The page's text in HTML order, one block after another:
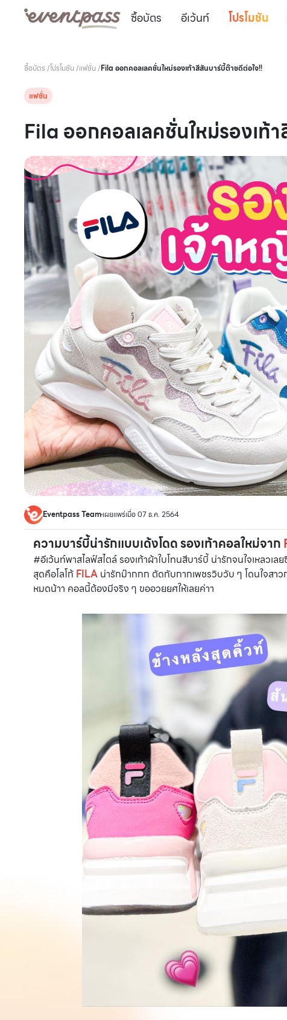
ซื้อบัตร อีเว้นท์ โปรโมชัน
ซื้อบัตร /โปรโมชัน/แฟชั่น/Fila ออกคอลเลคชั่นใหม่รองเท้าสีสันบาร์บี้ต๊าชดีต่อใจ!!
แฟชั่น
Fila ออกคอลเลคชั่นใหม่รองเท้
Eventpass Teamเผยแพร่เมื่อ 07 ธ.ค. 2564
ความบาร์บี้น่ารักแบบเด้งโดด รองเท้าคอลใหม่จาก
#อีเว้นท์พาสไลฟ์สไตล์ รองเท้าผ้าใบโทนสีบาร์บี้ น่ารักจนใจเหลวเ
สุดคือโลโก้ FILA น่ารักม๊ากกก ตัดกับกากเพชรวิบวับ ๆ โดนใจสา
หมดน้าา คอลนี้ต้องมีจริง ๆ ขออวยยศให้เลยค่าา